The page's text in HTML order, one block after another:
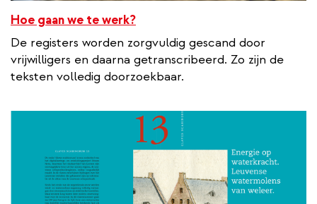
Hoe gaan we te werk?
De registers worden zorgvuldig gescand door
vrijwilligers en daarna getranscribeerd. Zo zijn de
teksten volledig doorzoekbaar.